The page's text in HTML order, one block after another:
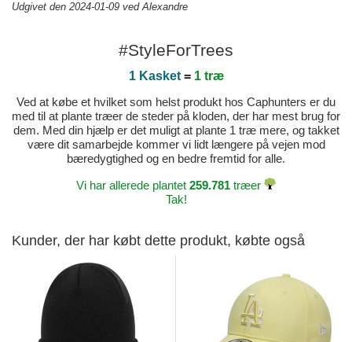
Udgivet den 2024-01-09 ved Alexandre
#StyleForTrees
1 Kasket= 1 træ
Ved at købe et hvilket som helst produkt hos Caphunters er du
med til at plante træer de steder på kloden, der har mest brug for
dem. Med din hjælp er det muligt at plante 1 træ mere, og takket
være dit samarbejde kommer vi lidt længere på vejen mod
bæredygtighed og en bedre fremtid for alle.
Vi har allerede plantet 259.781 træer
Tak!
Kunder, der har købt dette produkt, købte også